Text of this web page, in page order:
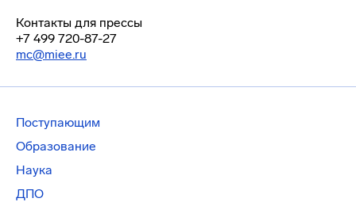
Контакты для прессы
+7 499 720-87-27
mc@miee.ru
Поступающим
Образование
Наука
ДПО